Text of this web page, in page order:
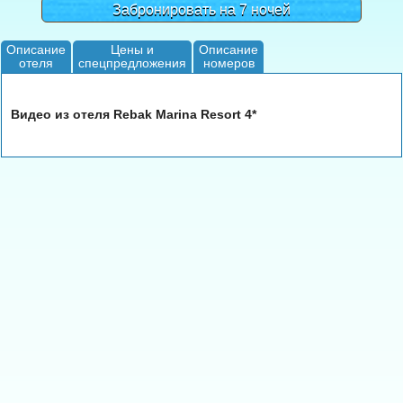
Забронировать на 7 ночей
Описание
отеля
Цены и
спецпредложения
Описание
номеров
Видео из отеля Rebak Мarina Resort 4*